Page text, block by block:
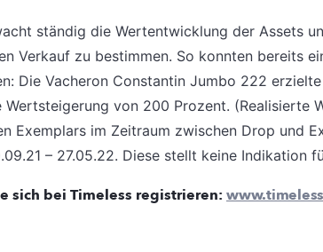
ständig die Wertentwicklung der Assets
Verkauf zu bestimmen. So konnten bereits
Die Vacheron Constantin Jumbo 222
Wertsteigerung von 200 Prozent. (Realisierte
Exemplars im Zeitraum zwischen Drop und
– 27.05.22. Diese stellt keine Indikation
sich bei Timeless registrieren: